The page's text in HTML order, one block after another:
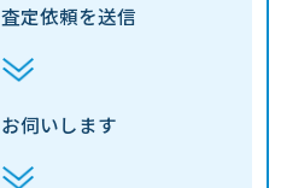
査定依頼を送信
お伺いします